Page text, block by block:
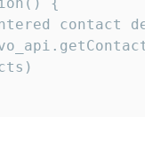
contact